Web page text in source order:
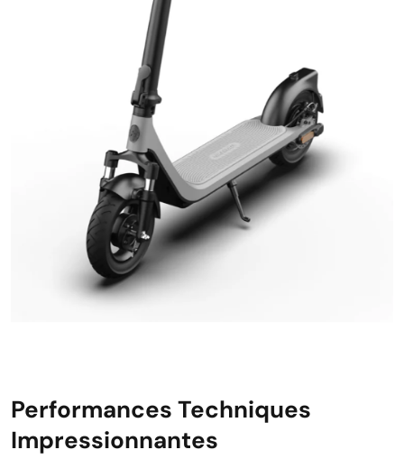
Performances Techniques
Impressionnantes